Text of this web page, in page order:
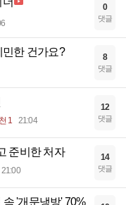
0
댓글
민한 건가요? 8
댓글
1 21:04
12
댓글
준비한 처자
21:00
14
댓글
'개문냉방' 70%